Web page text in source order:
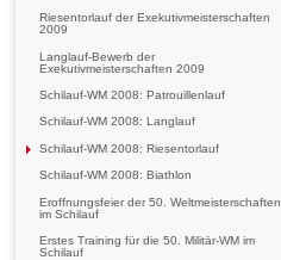
Riesentorlauf der Exekutivmeisterschaften
2009
Langlauf-Bewerb der
Exekutivmeisterschaften 2009
Schilauf-WM 2008: Patrouillenlauf
Schilauf-WM 2008: Langlauf
Schilauf-WM 2008: Riesentorlauf
Schilauf-WM 2008: Biathlon
Eroffnungsfeier der 50. Weltmeisterschaften
im Schilauf
Erstes Training für die 50. Militär-WM im
Schilauf